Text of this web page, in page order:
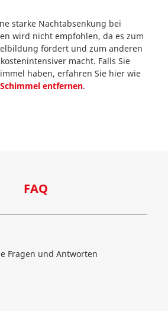
starke Nachtabsenkung bei
wird nicht empfohlen, da es zum
fördert und zum anderen
macht. Falls Sie
haben, erfahren Sie hier wie
Schimmel entfernen.
FAQ
Fragen und Antworten